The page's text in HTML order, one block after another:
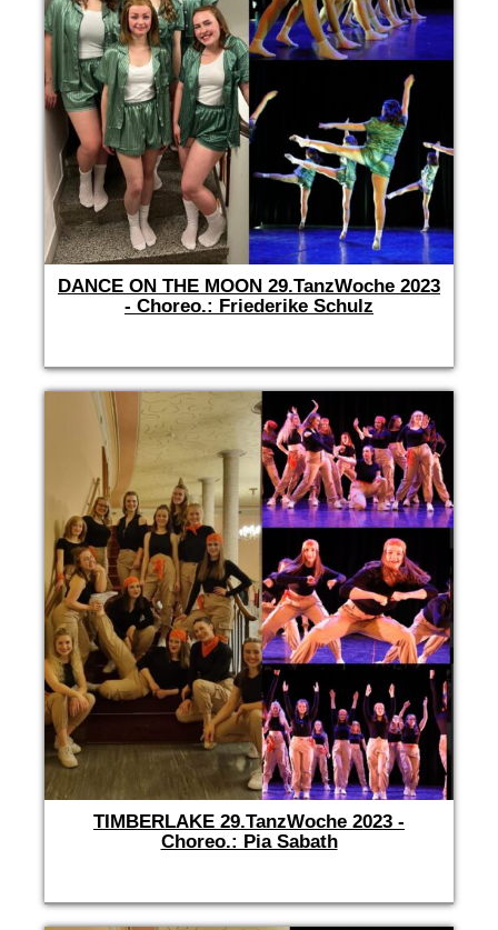
DANCE ON THE MOON 29.TanzWoche 2023
- Choreo.: Friederike Schulz
TIMBERLAKE 29.TanzWoche 2023 -
Choreo.: Pia Sabath